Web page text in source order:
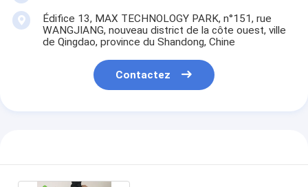
Édifice 13, MAX TECHNOLOGY PARK, n°151, rue
WANGJIANG, nouveau district de la côte ouest, ville
de Qingdao, province du Shandong, Chine
Contactez